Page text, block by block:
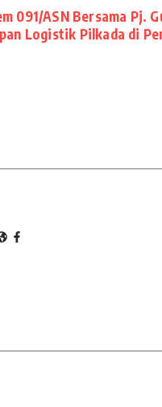
091/ASN Bersama Pj.
Logistik Pilkada di